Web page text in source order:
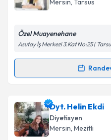
Kişisel verilerimin
Metni'ni okudum ve
Takvim
Mersin, Tarsus
Özel Muayenehane
Asutay İş Merkezi 3.Kat No:25 (
Randevu Takvimi
Dyt. Özge Akar
oluşturun. Size bu
takvim hazırlandığında
Dyt. Helin Ekdi
Diyetisyen
Mersin, Mezitli